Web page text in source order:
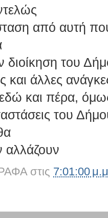
από αυτή
διοίκηση του
και άλλες ανάγ
εδώ και πέρα,
του
αλλάζουν
στις 7:01:00